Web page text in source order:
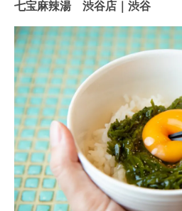
七宝麻辣湯 渋谷店｜渋谷